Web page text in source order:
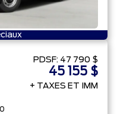
PDSF: 47 790 $
45 155 $
+ TAXES ET IMM